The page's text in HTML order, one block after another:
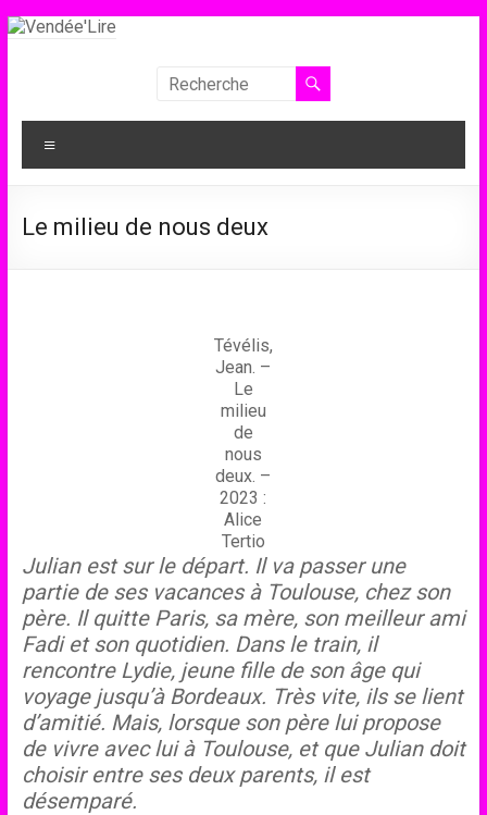
Aller
Vendée'Lire
Le
prix
collégiens
Le milieu de nous deux
Tévélis,
Jean. –
Le
milieu
de
nous
deux. –
2023 :
Alice
Tertio
Julian est sur le départ. Il va passer une
partie de ses vacances à Toulouse, chez son
père. Il quitte Paris, sa mère, son meilleur ami
Fadi et son quotidien. Dans le train, il
rencontre Lydie, jeune fille de son âge qui
voyage jusqu’à Bordeaux. Très vite, ils se lient
d’amitié. Mais, lorsque son père lui propose
de vivre avec lui à Toulouse, et que Julian doit
choisir entre ses deux parents, il est
désemparé.